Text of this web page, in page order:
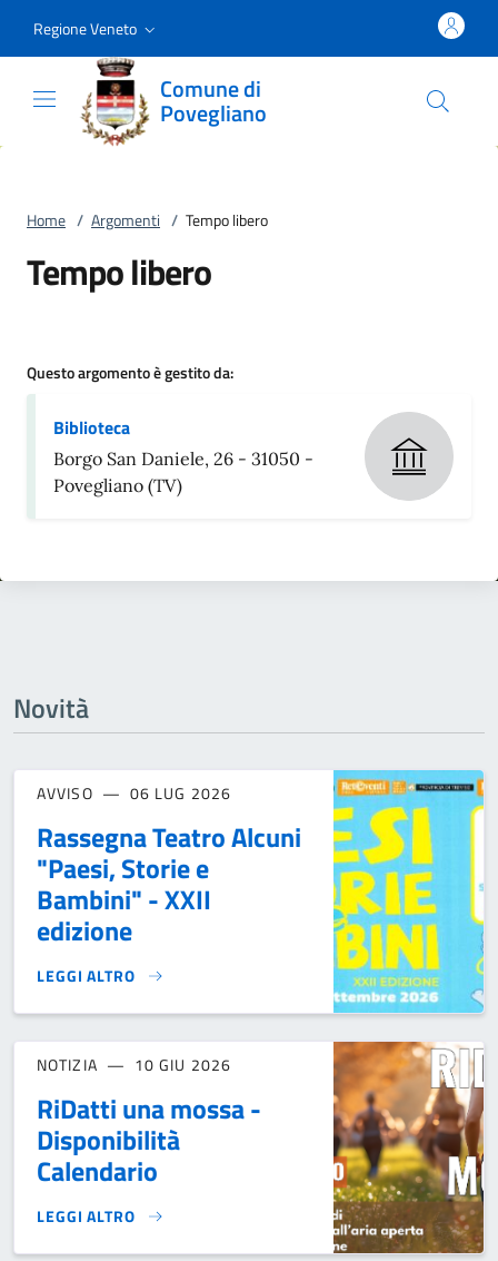
Regione Veneto
Comune di
Povegliano
Home / Argomenti / Tempo libero
Tempo libero
Questo argomento è gestito da:
Biblioteca
Borgo San Daniele, 26 - 31050 -
Povegliano (TV)
Novità
AVVISO 06 LUG 2026
Rassegna Teatro Alcuni
"Paesi, Storie e
Bambini" - XXII
edizione
LEGGI ALTRO
RASSEGNA TEATRO ALCUNI "PAESI, STORIE E BAMBINI" -
NOTIZIA 10 GIU 2026
RiDatti una mossa -
Disponibilità
Calendario
LEGGI ALTRO
RIDATTI UNA MOSSA - DISPONIBILITÀ CALENDARIO}